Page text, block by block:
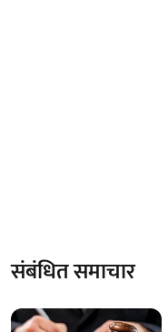
संबंधित समाचार